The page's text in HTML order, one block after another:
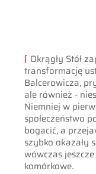
⌈ Okrągły Stół
transformację
Balcerowicza,
ale również -
Niemniej w
społeczeństwo
bogacić, a
szybko okazały
wówczas
komórkowe.